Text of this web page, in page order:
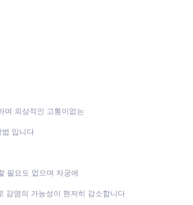
며 외상적인 고통이없는
법 입니다
필요도 없으며 자궁에
감염의 가능성이 현저히 감소합니다